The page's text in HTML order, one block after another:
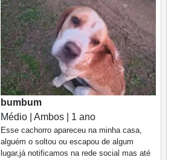
bumbum
Médio | Ambos | 1 ano
Esse cachorro apareceu na minha casa,
alguém o soltou ou escapou de algum
lugar,já notificamos na rede social mas até